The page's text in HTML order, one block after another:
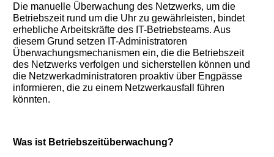
Die manuelle Überwachung des Netzwerks, um die
Betriebszeit rund um die Uhr zu gewährleisten, bindet
erhebliche Arbeitskräfte des IT-Betriebsteams. Aus
diesem Grund setzen IT-Administratoren
Überwachungsmechanismen ein, die die Betriebszeit
des Netzwerks verfolgen und sicherstellen können und
die Netzwerkadministratoren proaktiv über Engpässe
informieren, die zu einem Netzwerkausfall führen
könnten.
Was ist Betriebszeitüberwachung?